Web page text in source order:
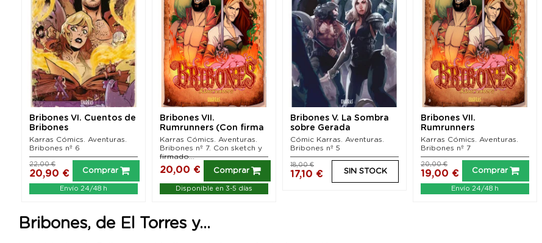
Bribones VI. Cuentos de
Bribones
Karras Cómics. Aventuras.
Bribones nº 6
20,90 €
22,00 €
Comprar
Envío 24/48 h
Bribones VII.
Rumrunners (Con firma
y Sketch de Chema de
la...
Karras Cómics. Aventuras.
Bribones nº 7. Con sketch y
firmado...
20,00 € Comprar
Disponible en 3-5 días
Bribones V. La Sombra
sobre Gerada
Cómic Karras. Aventuras.
Bribones nº 5
17,10 €
18,00 €
SIN STOCK
Bribones VII.
Rumrunners
Karras Cómics. Aventuras.
Bribones nº 7
19,00 €
20,00 €
Comprar
Envío 24/48 h
Bribones, de El Torres y...